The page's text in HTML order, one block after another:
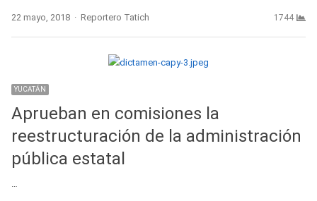
22 mayo, 2018 Author
Reportero Tatich 1744
YUCATÁN
Aprueban en comisiones la
reestructuración de la administración
pública estatal
…